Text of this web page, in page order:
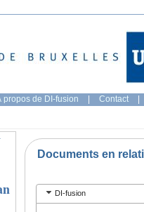
propos de DI-fusion | Contact |
Documents en
DI-fusion